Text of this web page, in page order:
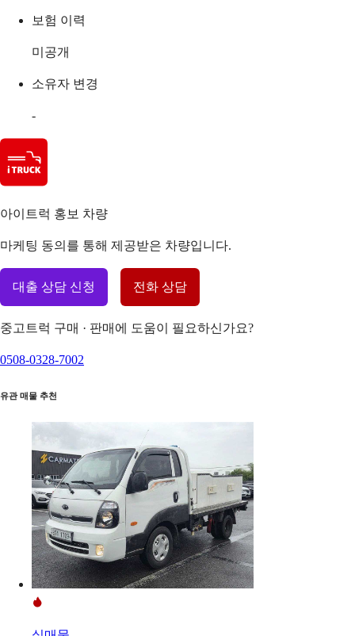
보험 이력
미공개
소유자 변경
-
아이트럭 홍보 차량
마케팅 동의를 통해 제공받은 차량입니다.
대출 상담 신청 전화 상담
중고트럭 구매 · 판매에 도움이 필요하신가요?
0508-0328-7002
유관 매물 추천